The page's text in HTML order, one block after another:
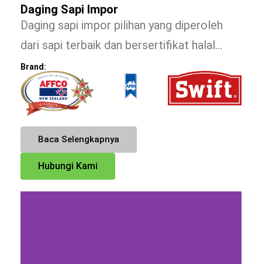
Daging Sapi Impor
Daging sapi impor pilihan yang diperoleh
dari sapi terbaik dan bersertifikat halal…
Brand:
Baca Selengkapnya
Hubungi Kami